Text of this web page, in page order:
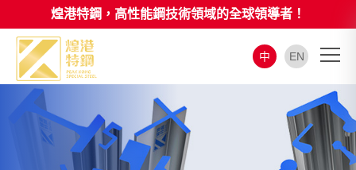
煌港特鋼，高性能鋼技術領域的全球領導者！
中 EN